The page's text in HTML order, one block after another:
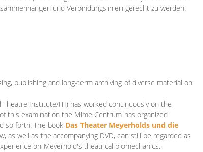
und Verbindungslinien gerecht zu werden.
publishing and long-term archiving of diverse material on
Institute/ITI) has worked continuously on the
this examination the Mime Centrum has organized
so forth. The book Das Theater Meyerholds und die
as well as the accompanying DVD, can still be regarded as
on Meyerhold's theatrical biomechanics.